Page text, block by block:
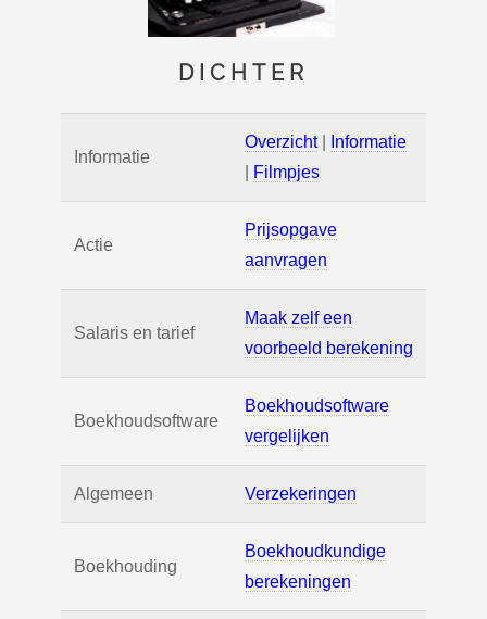
DICHTER
Informatie
Overzicht|
Informatie
Filmpjes
Actie
Prijsopgave
aanvragen
Salaris en tarief
Maak zelf een
voorbeeld berekening
Boekhoudsoftware
Boekhoudsoftware
vergelijken
Algemeen Verzekeringen
Boekhouding
Boekhoudkundige
berekeningen